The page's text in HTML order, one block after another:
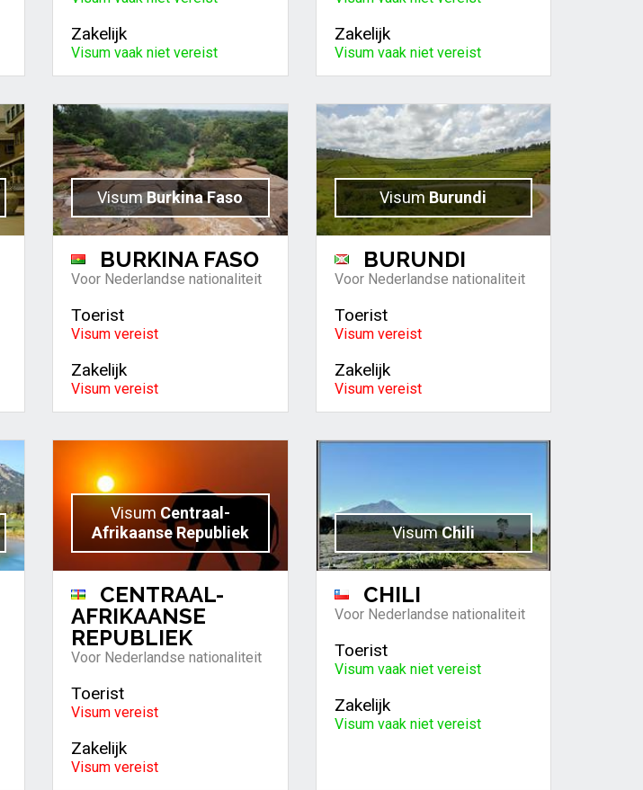
Zakelijk
Visum vaak niet vereist
Zakelijk
Visum vaak niet vereist
VisumBurkina Faso
BURKINA FASO
Voor Nederlandse nationaliteit
Toerist
Visum vereist
Zakelijk
Visum vereist
Visum Burundi
BURUNDI
Voor Nederlandse nationaliteit
Toerist
Visum vereist
Zakelijk
Visum vereist
Visum Centraal-
Afrikaanse Republiek
CENTRAAL-
AFRIKAANSE
REPUBLIEK
Voor Nederlandse nationaliteit
Toerist
Visum vereist
Zakelijk
Visum vereist
VisumChili
CHILI
Voor Nederlandse nationaliteit
Toerist
Visum vaak niet vereist
Zakelijk
Visum vaak niet vereist